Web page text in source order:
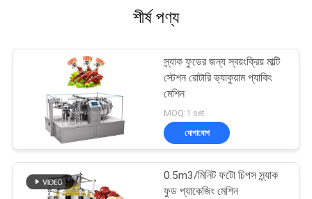
শীর্ষ পণ্য
স্ন্যাক ফুডের জন্য স্বয়ংক্রিয় মাল্টি
স্টেশন রোটারি ভ্যাকুয়াম প্যাকিং
মেশিন
MOQ:1 set
যোগাযোগ
0.5m3/মিনিট ফটো চিপস স্ন্যাক
ফুড প্যাকেজিং মেশিন